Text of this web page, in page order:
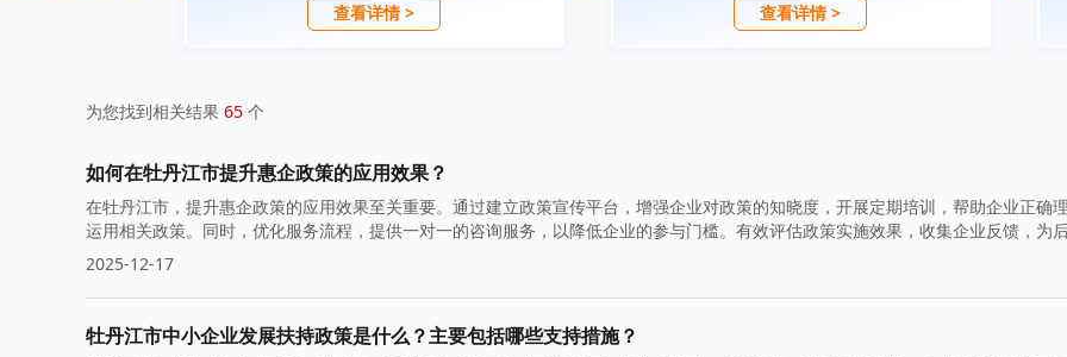
查看详情 > 查看详情 >
为您找到相关结果 65 个
如何在牡丹江市提升惠企政策的应用效果？
在牡丹江市，提升惠企政策的应用效果至关重要。通过建立政策宣传平台，增强企业对政策的知晓度，开展定期培训，帮助企业正确
运用相关政策。同时，优化服务流程，提供一对一的咨询服务，以降低企业的参与门槛。有效评估政策实施效果，收集企业反馈，为
策调整提供依据，从而实现更加精准的扶持。
2025-12-17
牡丹江市中小企业发展扶持政策是什么？主要包括哪些支持措施？